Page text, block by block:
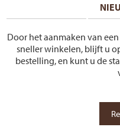
Door het aanmaken van
sneller winkelen, blijft u
bestelling, en kunt u de